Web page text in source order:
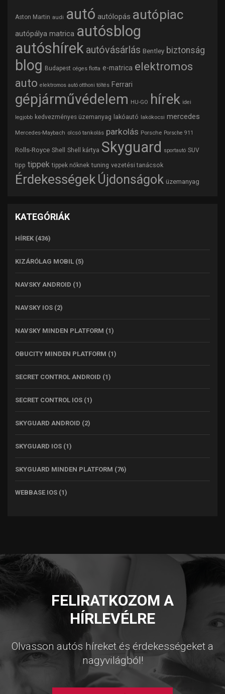
Aston Martin audi autó autólopás autópiac
autópálya matrica autósblog
autóshírek autóvásárlás Bentley biztonság
blog Budapest céges flotta e-matrica elektromos
auto elektromos autó otthoni töltés Ferrari
gépjárművédelem HU-GO hírek idei
legjobb kedvezményes üzemanyag lakóautó lakókocsi mercedes
Mercedes-Maybach olcsó tankolás parkolás Porsche Porsche 911
Rolls-Royce Shell Shell kártya Skyguard sportautó SUV
tipp tippek tippek nőknek tuning vezetési tanácsok
Érdekességek Újdonságok üzemanyag
KATEGÓRIÁK
HÍREK (436)
KIZÁRÓLAG MOBIL (5)
NAVSKY ANDROID (1)
NAVSKY IOS (2)
NAVSKY MINDEN PLATFORM (1)
OBUCITY MINDEN PLATFORM (1)
SECRET CONTROL ANDROID (1)
SECRET CONTROL IOS (1)
SKYGUARD ANDROID (2)
SKYGUARD IOS (1)
SKYGUARD MINDEN PLATFORM (76)
WEBBASE IOS (1)
FELIRATKOZOM A
HÍRLEVÉLRE
Olvasson autós híreket és érdekességeket a
nagyvilágból!